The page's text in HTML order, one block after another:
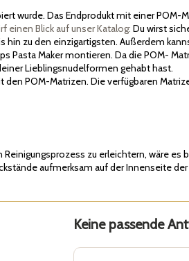
wurde. Das Endprodukt mit einer POM-
einen Blick auf unser Katalog: Du wirst
zu den einzigartigsten. Außerdem
Pasta Maker montieren. Da die POM-
Lieblingsnudelformen gehabt hast.
POM-Matrizen. Die verfügbaren
zu erleichtern, wäre es
aufmerksam auf der Innenseite
Keine passende